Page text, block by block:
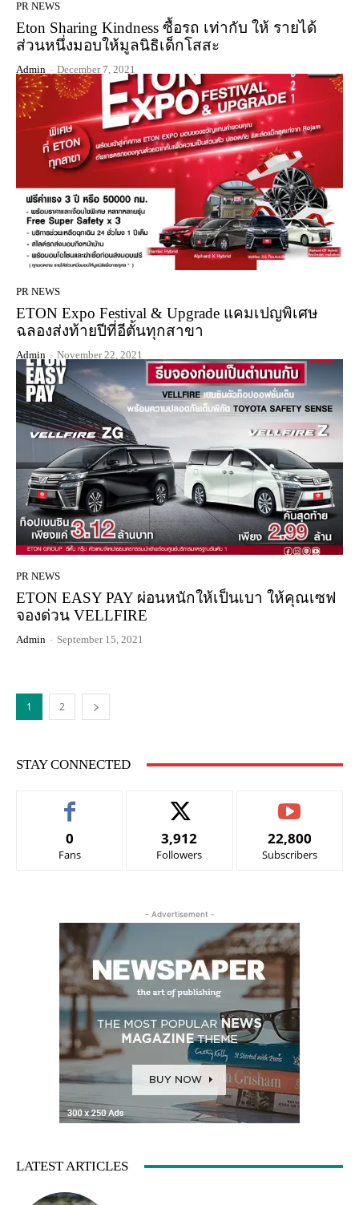
PR NEWS
Eton Sharing Kindness ซื้อรถ เท่ากับ ให้ รายได้
ส่วนหนึ่งมอบให้มูลนิธิเด็กโสสะ
Admin - December 7, 2021
PR NEWS
ETON Expo Festival & Upgrade แคมเปญพิเศษ
ฉลองส่งท้ายปีที่อีตั้นทุกสาขา
Admin - November 22, 2021
PR NEWS
ETON EASY PAY ผ่อนหนักให้เป็นเบา ให้คุณเซฟ
จองด่วน VELLFIRE
Admin - September 15, 2021
1 2
STAY CONNECTED
0
Fans
3,912
Followers
22,800
Subscribers
- Advertisement -
LATEST ARTICLES